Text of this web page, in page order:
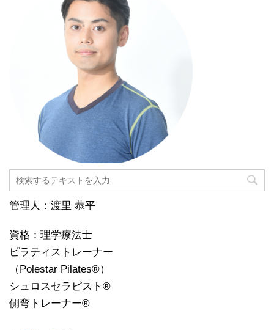
管理人：渡里 恭平
資格：理学療法士
ピラティストレーナー
（Polestar Pilates®️）
シュロスセラピスト®️
側弯トレーナー®